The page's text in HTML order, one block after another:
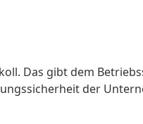
Das gibt dem
der